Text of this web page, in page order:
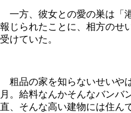
一方、彼女との愛の巣は「
報じられたことに、相方のせ
受けていた。
粗品の家を知らないせいや
月。給料なんかそんなバンバ
直、そんな高い建物には住ん